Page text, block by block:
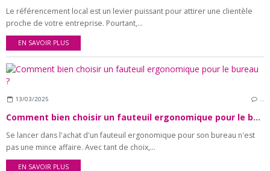
Le référencement local est un levier puissant pour attirer une clientèle
proche de votre entreprise. Pourtant,...
EN SAVOIR PLUS
13/03/2025 …
Comment bien choisir un fauteuil ergonomique pour le bureau ?
Se lancer dans l'achat d'un fauteuil ergonomique pour son bureau n'est
pas une mince affaire. Avec tant de choix,...
EN SAVOIR PLUS